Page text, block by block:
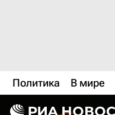
Политика В мире